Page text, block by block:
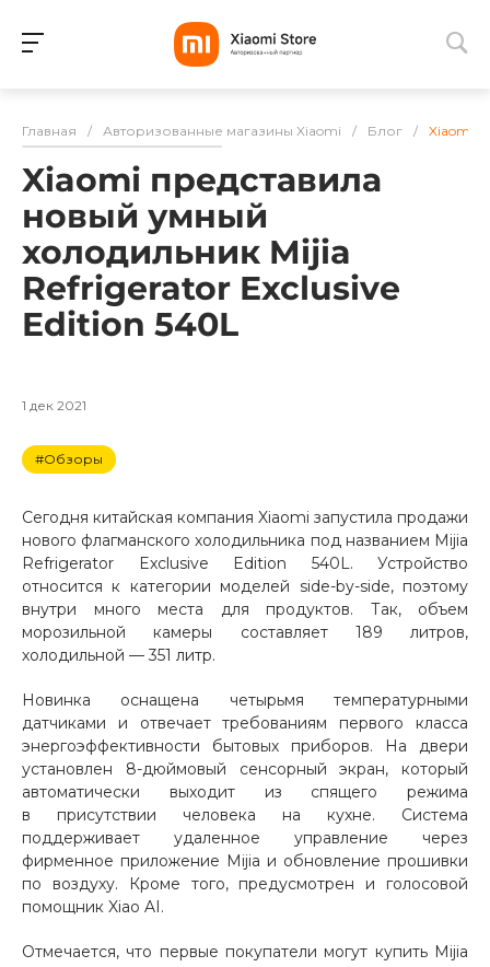
Разбейте
оплату на части
без переплат
График платежей
Сегодня
Добавляйте товары
в корзину
Оплачивайте сегодня только
25 % картой любого банка
Получайте товар
выбранный способом
Оставшиеся 75% будут
списыватьсяс вашей карты
по25 %каждые 2 недели
Главная / Авторизованные магазины Xiaomi / Блог / Xiaomi
Xiaomi представила
новый умный
холодильник Mijia
Refrigerator Exclusive
Edition 540L
1 дек 2021
#Обзоры
Сегодня китайская компания Xiaomi запустила продажи
нового флагманского холодильника под названием Mijia
Refrigerator Exclusive Edition 540L. Устройство
относится к категории моделей side-by-side, поэтому
внутри много места для продуктов. Так, объем
морозильной камеры составляет 189 литров,
холодильной — 351 литр.
Новинка оснащена четырьмя температурными
датчиками и отвечает требованиям первого класса
энергоэффективности бытовых приборов. На двери
установлен 8-дюймовый сенсорный экран, который
автоматически выходит из спящего режима
в присутствии человека на кухне. Система
поддерживает удаленное управление через
фирменное приложение Mijia и обновление прошивки
по воздуху. Кроме того, предусмотрен и голосовой
помощник Xiao AI.
Отмечается, что первые покупатели могут купить Mijia